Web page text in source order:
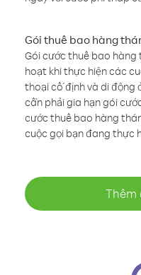
Gói thuê bao hàng
Gói cước thuê bao hàng
hoạt khi thực hiện các
thoại cố định và di động
cần phải gia hạn gói
cước thuê bao hàng
cuộc gọi bạn đang thực
Thêm